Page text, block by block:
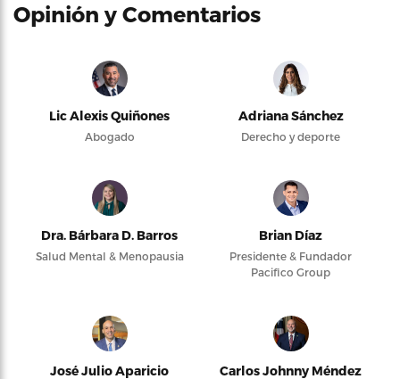
Opinión y Comentarios
Lic Alexis Quiñones
Abogado
Adriana Sánchez
Derecho y deporte
Dra. Bárbara D. Barros
Salud Mental & Menopausia
Brian Díaz
Presidente & Fundador
Pacifico Group
José Julio Aparicio Carlos Johnny Méndez